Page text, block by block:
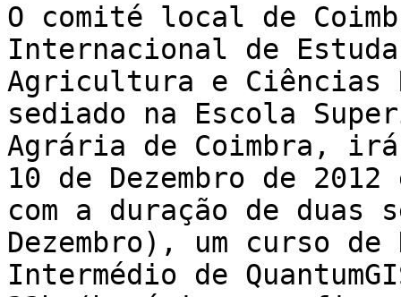
O comité local de
Internacional de
Agricultura e Ciências
sediado na Escola
Agrária de Coimbra,
10 de Dezembro de 2012
com a duração de duas
Dezembro), um curso
Intermédio de